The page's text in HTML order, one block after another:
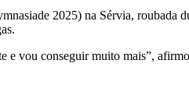
2025) na Sérvia, roubada
e vou conseguir muito mais”,